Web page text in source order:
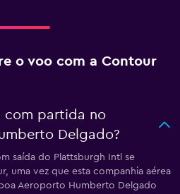
o voo com a Contour
com partida no
Delgado?
saída do Plattsburgh Intl se
uma vez que esta companhia aérea
Aeroporto Humberto Delgado